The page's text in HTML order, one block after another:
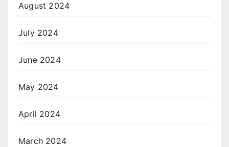
August 2024
July 2024
June 2024
May 2024
April 2024
March 2024